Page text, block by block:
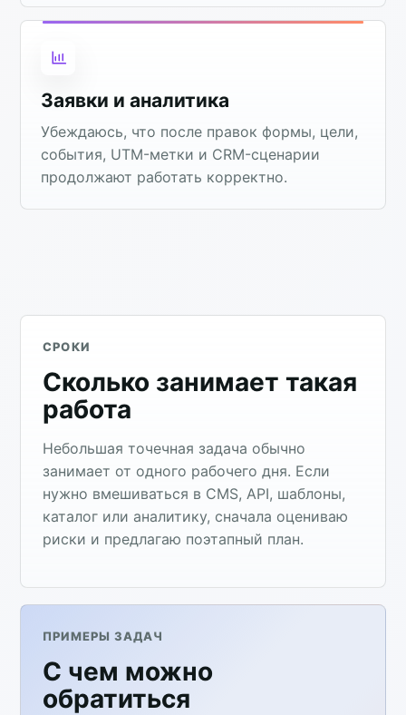
Заявки и аналитика
Убеждаюсь, что после правок формы, цели,
события, UTM-метки и CRM-сценарии
продолжают работать корректно.
СРОКИ
Сколько занимает такая
работа
Небольшая точечная задача обычно
занимает от одного рабочего дня. Если
нужно вмешиваться в CMS, API, шаблоны,
каталог или аналитику, сначала оцениваю
риски и предлагаю поэтапный план.
ПРИМЕРЫ ЗАДАЧ
С чем можно
обратиться